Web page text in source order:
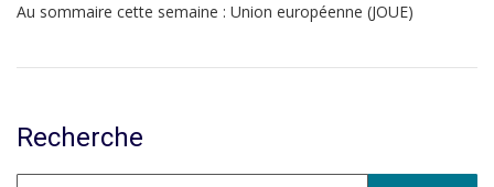
Au sommaire cette semaine : Union européenne (JOUE)
Recherche